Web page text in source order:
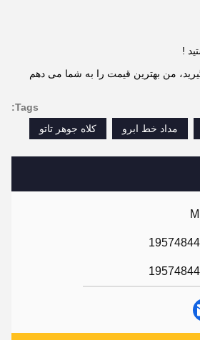
!
من بهترین قیمت را به شما می دهم
Tags:
مداد خط ابرو کلاه جوهر تاتو